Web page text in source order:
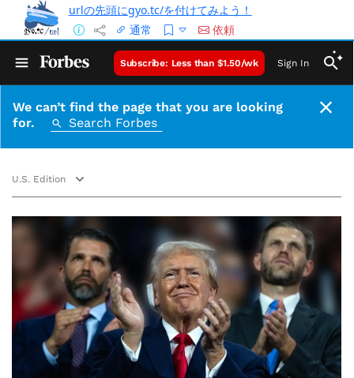
urlの先頭にgyo.tc/を付けてみよう！
通常
依頼